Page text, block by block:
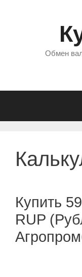
Обмен
Купить
RUP